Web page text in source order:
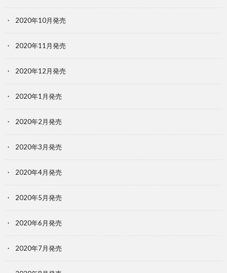
2020年10月発売
2020年11月発売
2020年12月発売
2020年1月発売
2020年2月発売
2020年3月発売
2020年4月発売
2020年5月発売
2020年6月発売
2020年7月発売